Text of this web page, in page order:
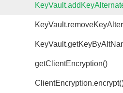
getClientEncryption()